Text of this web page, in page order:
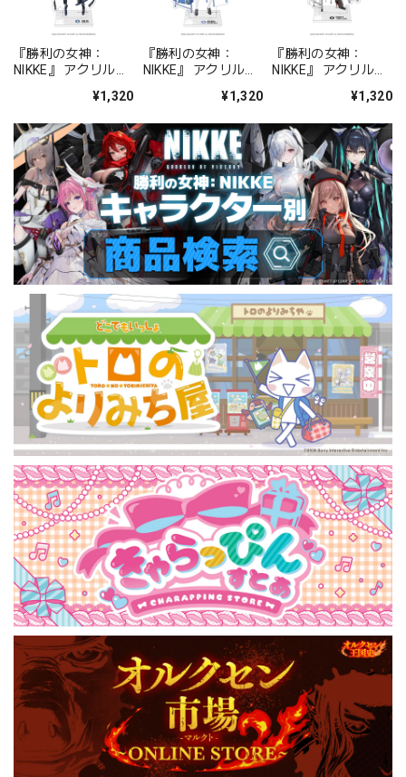
『勝利の女神：
NIKKE』 アクリルス
¥1,320
『勝利の女神：
NIKKE』 アクリルス
ォーチュンメイト
¥1,320
『勝利の女神：
NIKKE』 アクリルス
シャープレッスン
¥1,320